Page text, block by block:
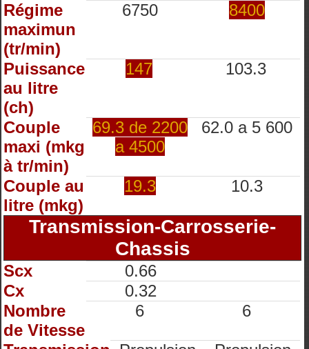
Régime
maximun
(tr/min)
6750 8400
Puissance
au litre
(ch)
147 103.3
Couple
maxi (mkg
à tr/min)
69.3 de 2200
a 4500
62.0 a 5 600
Couple au
litre (mkg)
19.3 10.3
Transmission-Carrosserie-
Chassis
Scx
0.66
Cx
0.32
Nombre
de Vitesse
6 6